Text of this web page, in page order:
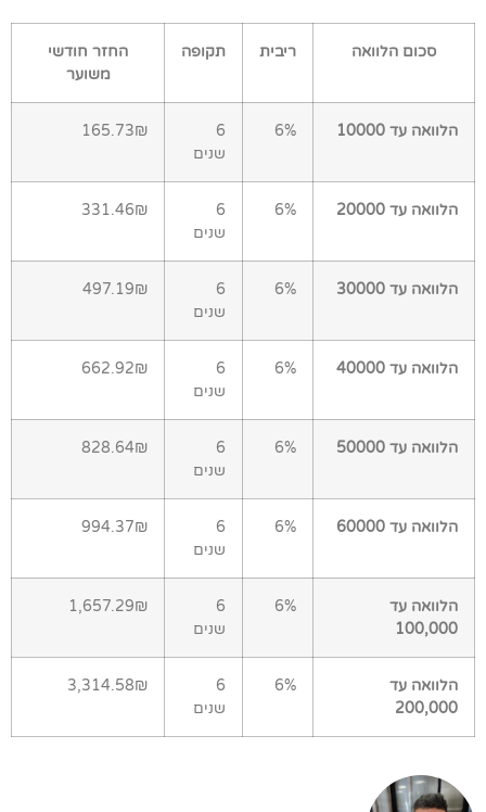
סכום הלוואה ריבית תקופה
החזר חודשי
משוער
הלוואה עד 10000 6%
6
שנים
165.73₪
הלוואה עד 20000 6%
6
שנים
331.46₪
הלוואה עד 30000 6%
6
שנים
497.19₪
הלוואה עד 40000 6%
6
שנים
662.92₪
הלוואה עד 50000 6%
6
שנים
828.64₪
הלוואה עד 60000 6%
6
שנים
994.37₪
הלוואה עד
100,000
6%
6
שנים
1,657.29₪
הלוואה עד
200,000
6%
6
שנים
3,314.58₪